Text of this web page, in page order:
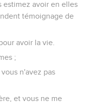
estimez avoir en elles
témoignage de
avoir la vie.
;
n'avez pas
et vous ne me